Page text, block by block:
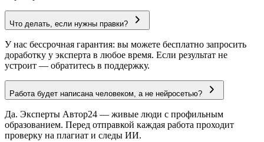
Что делать, если нужны правки?
У нас бессрочная гарантия: вы можете бесплатно запросить
доработку у эксперта в любое время. Если результат не
устроит — обратитесь в поддержку.
Работа будет написана человеком, а не нейросетью?
Да. Эксперты Автор24 — живые люди с профильным
образованием. Перед отправкой каждая работа проходит
проверку на плагиат и следы ИИ.